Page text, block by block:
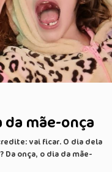
mãe-onça
vai ficar. O dia dela
Da onça, o dia da mãe-